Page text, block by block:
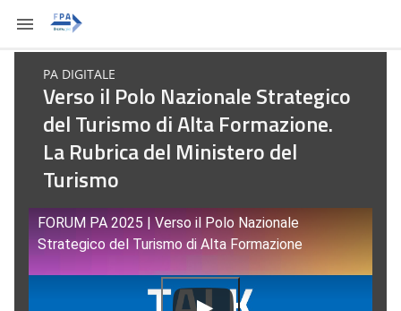
PA DIGITALE
Verso il Polo Nazionale Strategico
del Turismo di Alta Formazione.
La Rubrica del Ministero del
Turismo
FORUM PA 2025 | Verso il Polo Nazionale
Strategico del Turismo di Alta Formazione